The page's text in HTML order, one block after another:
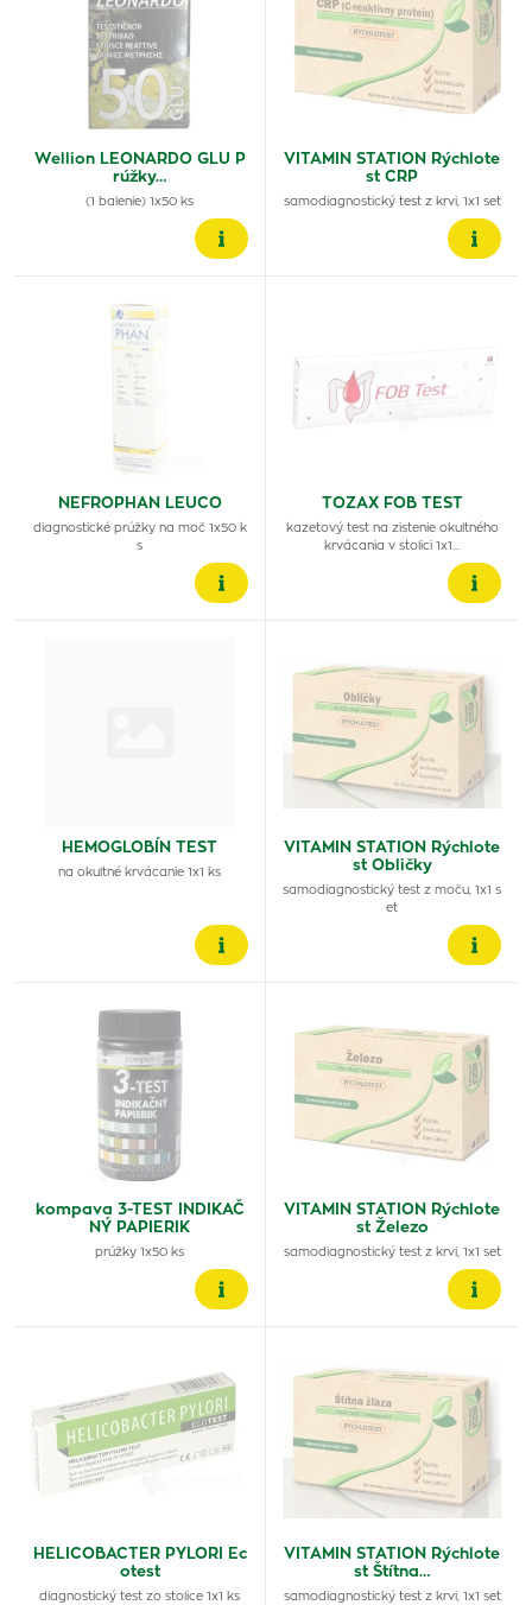
Wellion LEONARDO GLU P
rúžky…
(1 balenie) 1x50 ks
VITAMIN STATION Rýchlote
st CRP
samodiagnostický test z krvi, 1x1 set
NEFROPHAN LEUCO
diagnostické prúžky na moč 1x50 k
s
TOZAX FOB TEST
kazetový test na zistenie okultného
krvácania v stolici 1x1…
HEMOGLOBÍN TEST
na okultné krvácanie 1x1 ks
VITAMIN STATION Rýchlote
st Obličky
samodiagnostický test z moču, 1x1 s
et
kompava 3-TEST INDIKAČ
NÝ PAPIERIK
prúžky 1x50 ks
VITAMIN STATION Rýchlote
st Železo
samodiagnostický test z krvi, 1x1 set
HELICOBACTER PYLORI Ec
otest
diagnostický test zo stolice 1x1 ks
VITAMIN STATION Rýchlote
st Štítna…
samodiagnostický test z krvi, 1x1 set